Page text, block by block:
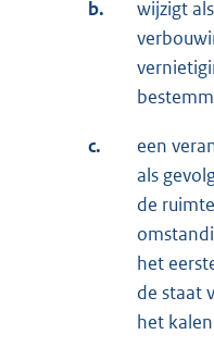
b.
wijzigt
c.
een
als
de
het
de staat
het